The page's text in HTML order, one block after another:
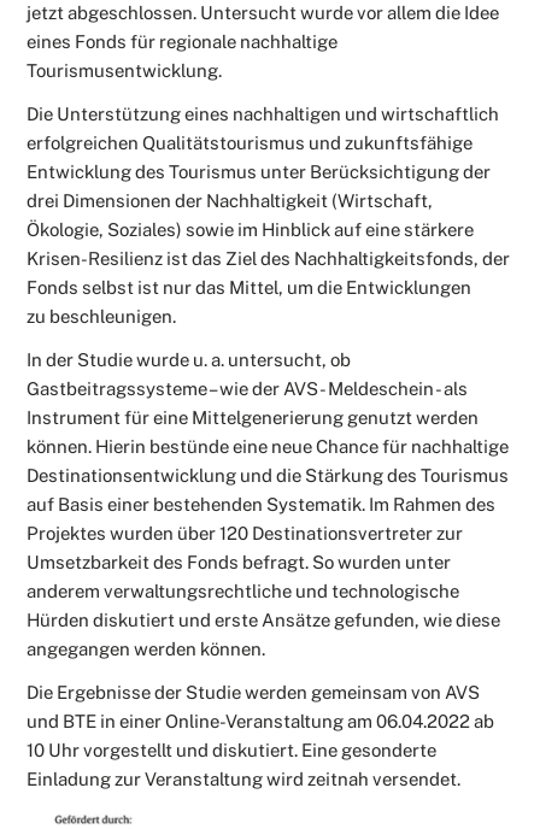
jetzt abgeschlossen. Untersucht wurde vor allem die Idee
eines Fonds für regionale nachhaltige
Tourismusentwicklung.
Die Unterstützung eines nachhaltigen und wirtschaftlich
erfolgreichen Qualitätstourismus und zukunftsfähige
Entwicklung des Tourismus unter Berücksichtigung der
drei Dimensionen der Nachhaltigkeit (Wirtschaft,
Ökologie, Soziales) sowie im Hinblick auf eine stärkere
Krisen-Resilienz ist das Ziel des Nachhaltigkeitsfonds, der
Fonds selbst ist nur das Mittel, um die Entwicklungen
zu beschleunigen.
In der Studie wurde u. a. untersucht, ob
Gastbeitragssysteme – wie der AVS - Meldeschein - als
Instrument für eine Mittelgenerierung genutzt werden
können. Hierin bestünde eine neue Chance für nachhaltige
Destinationsentwicklung und die Stärkung des Tourismus
auf Basis einer bestehenden Systematik. Im Rahmen des
Projektes wurden über 120 Destinationsvertreter zur
Umsetzbarkeit des Fonds befragt. So wurden unter
anderem verwaltungsrechtliche und technologische
Hürden diskutiert und erste Ansätze gefunden, wie diese
angegangen werden können.
Die Ergebnisse der Studie werden gemeinsam von AVS
und BTE in einer Online-Veranstaltung am 06.04.2022 ab
10 Uhr vorgestellt und diskutiert. Eine gesonderte
Einladung zur Veranstaltung wird zeitnah versendet.